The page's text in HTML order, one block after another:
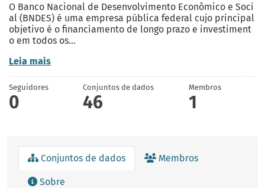
O Banco Nacional de Desenvolvimento Econômico e Soci
al (BNDES) é uma empresa pública federal cujo principal
objetivo é o financiamento de longo prazo e investiment
o em todos os...
Leia mais
Seguidores
0
Conjuntos de dados
46
Membros
1
Conjuntos de dados Membros
Sobre